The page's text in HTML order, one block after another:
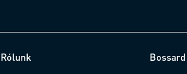
Rólunk